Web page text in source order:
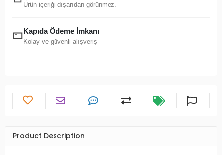
Ürün içeriği dışarıdan görünmez.
Kapıda Ödeme İmkanı
Kolay ve güvenli alışveriş
Product Description